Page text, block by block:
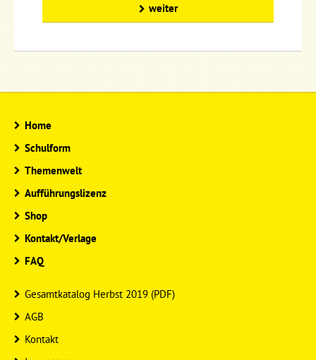
weiter
Home
Schulform
Themenwelt
Aufführungslizenz
Shop
Kontakt/Verlage
FAQ
Gesamtkatalog Herbst 2019 (PDF)
AGB
Kontakt